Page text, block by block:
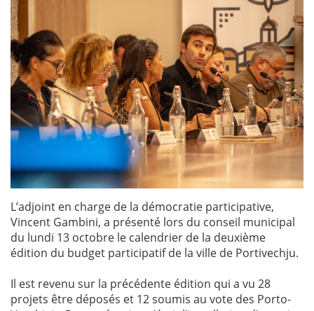
L’adjoint en charge de la démocratie participative,
Vincent Gambini, a présenté lors du conseil municipal
du lundi 13 octobre le calendrier de la deuxième
édition du budget participatif de la ville de Portivechju.
Il est revenu sur la précédente édition qui a vu 28
projets être déposés et 12 soumis au vote des Porto-